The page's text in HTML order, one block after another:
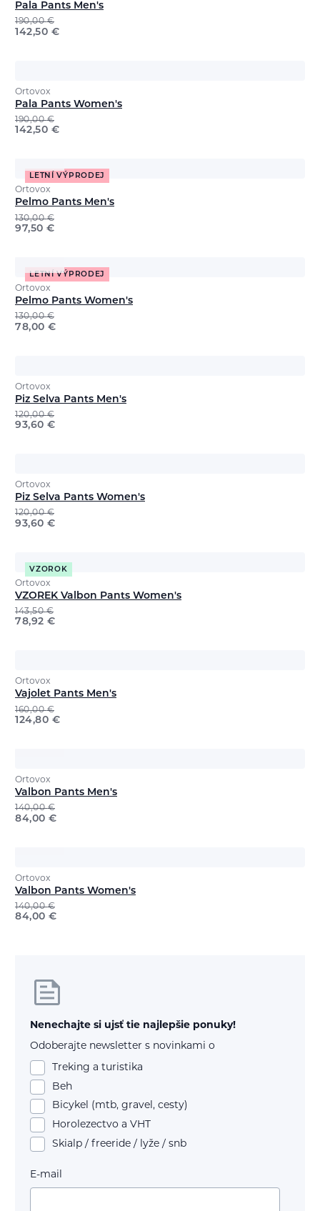
Pala Pants Men's
190,00€
142,50 €
Ortovox
Pala Pants Women's
190,00€
142,50 €
LETNÍ VÝPRODEJ
Ortovox
Pelmo Pants Men's
130,00€
97,50 €
LETNÍ VÝPRODEJ
Ortovox
Pelmo Pants Women's
130,00€
78,00 €
Ortovox
Piz Selva Pants Men's
120,00€
93,60 €
Ortovox
Piz Selva Pants Women's
120,00€
93,60 €
VZOROK
Ortovox
VZOREK Valbon Pants Women's
143,50€
78,92 €
Ortovox
Vajolet Pants Men's
160,00€
124,80 €
Ortovox
Valbon Pants Men's
140,00€
84,00 €
Ortovox
Valbon Pants Women's
140,00€
84,00 €
Nenechajte si ujsť tie najlepšie ponuky!
Odoberajte newsletter s novinkami o
Treking a turistika
Beh
Bicykel (mtb, gravel, cesty)
Horolezectvo a VHT
Skialp / freeride / lyže / snb
E-mail